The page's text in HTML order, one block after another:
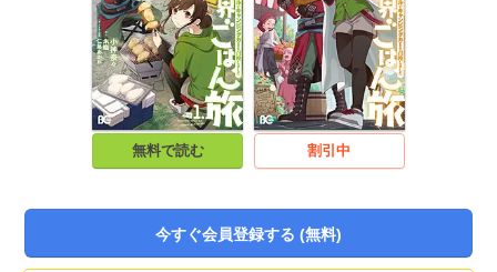
無料で読む 割引中
今すぐ会員登録する (無料)